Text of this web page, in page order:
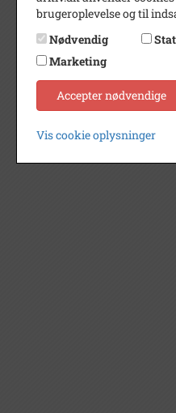
brugeroplevelse og til
Nødvendig
Marketing
Accepter nødvendige
Vis cookie oplysninger